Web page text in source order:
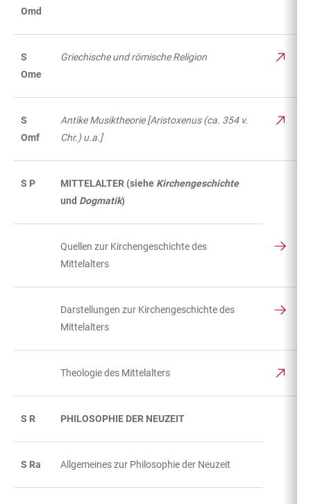
Omd
S
Ome
Griechische und römische Religion
S
Omf
Antike Musiktheorie [Aristoxenus (ca. 354 v.
Chr.) u.a.]
S P MITTELALTER (siehe Kirchengeschichte
und Dogmatik)
Quellen zur Kirchengeschichte des
Mittelalters
Darstellungen zur Kirchengeschichte des
Mittelalters
Theologie des Mittelalters
S R PHILOSOPHIE DER NEUZEIT
S Ra Allgemeines zur Philosophie der Neuzeit